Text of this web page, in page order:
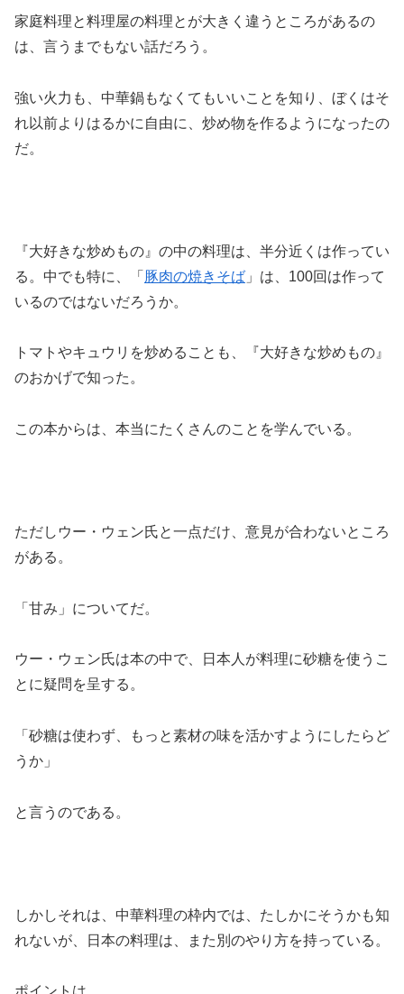
家庭料理と料理屋の料理とが大きく違うところがあるの
は、言うまでもない話だろう。
強い火力も、中華鍋もなくてもいいことを知り、ぼくはそ
れ以前よりはるかに自由に、炒め物を作るようになったの
だ。
『大好きな炒めもの』の中の料理は、半分近くは作ってい
る。中でも特に、「 豚肉の焼きそば 」は、100回は作って
いるのではないだろうか。
トマトやキュウリを炒めることも、『大好きな炒めもの』
のおかげで知った。
この本からは、本当にたくさんのことを学んでいる。
ただしウー・ウェン氏と一点だけ、意見が合わないところ
がある。
「甘み」についてだ。
ウー・ウェン氏は本の中で、日本人が料理に砂糖を使うこ
とに疑問を呈する。
「砂糖は使わず、もっと素材の味を活かすようにしたらど
うか」
と言うのである。
しかしそれは、中華料理の枠内では、たしかにそうかも知
れないが、日本の料理は、また別のやり方を持っている。